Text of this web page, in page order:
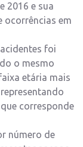
2016 e sua
ocorrências em
foi
o mesmo
etária mais
corresponde
número de